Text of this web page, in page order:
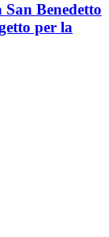
Benedetto
per la